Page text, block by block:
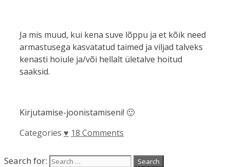
Ja mis muud, kui kena suve lõppu ja et kõik need
armastusega kasvatatud taimed ja viljad talveks
kenasti hoiule ja/või hellalt ületalve hoitud
saaksid.
Kirjutamise-joonistamiseni! 🙂
Categories ♥ 18 Comments
Search for: